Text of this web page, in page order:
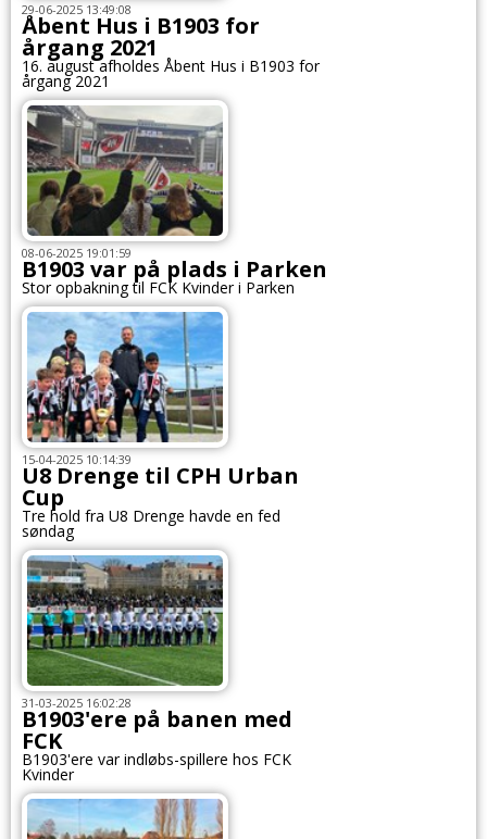
29-06-2025 13:49:08
Åbent Hus i B1903 for
årgang 2021
16. august afholdes Åbent Hus i B1903 for
årgang 2021
08-06-2025 19:01:59
B1903 var på plads i Parken
Stor opbakning til FCK Kvinder i Parken
15-04-2025 10:14:39
U8 Drenge til CPH Urban
Cup
Tre hold fra U8 Drenge havde en fed
søndag
31-03-2025 16:02:28
B1903'ere på banen med
FCK
B1903'ere var indløbs-spillere hos FCK
Kvinder